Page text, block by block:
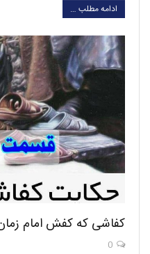
ادامه مطلب …
کفاشی که کفش امام